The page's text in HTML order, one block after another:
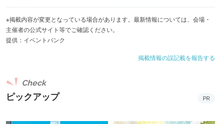
※掲載内容が変更となっている場合があります。最新情報については、会場・
主催者の公式サイト等でご確認ください。
提供：イベントバンク
掲載情報の誤記載を報告する
ピックアップ
Check
PR